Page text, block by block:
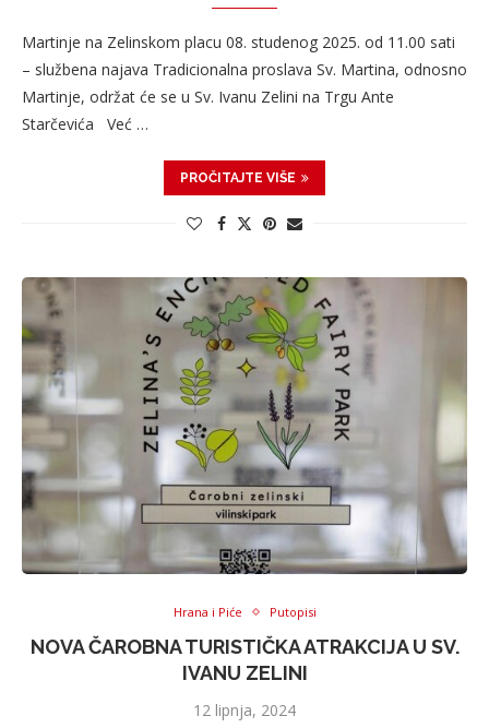
Martinje na Zelinskom placu 08. studenog 2025. od 11.00 sati
– službena najava Tradicionalna proslava Sv. Martina, odnosno
Martinje, održat će se u Sv. Ivanu Zelini na Trgu Ante
Starčevića Već …
PROČITAJTE VIŠE
Hrana i Piće Putopisi
NOVA ČAROBNA TURISTIČKA ATRAKCIJA U SV.
IVANU ZELINI
12 lipnja, 2024